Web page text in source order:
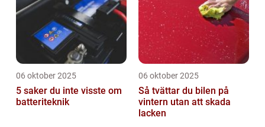
06 oktober 2025
5 saker du inte visste om
batteriteknik
06 oktober 2025
Så tvättar du bilen på
vintern utan att skada
lacken